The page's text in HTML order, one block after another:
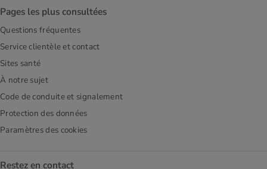
Pages les plus consultées
Questions fréquentes
Service clientèle et contact
Sites santé
À notre sujet
Code de conduite et signalement
Protection des données
Paramètres des cookies
Restez en contact